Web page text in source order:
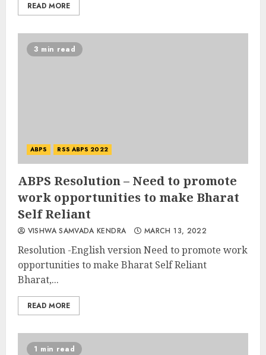
READ MORE
3 min read
ABPS RSS ABPS 2022
ABPS Resolution – Need to promote
work opportunities to make Bharat
Self Reliant
VISHWA SAMVADA KENDRA MARCH 13, 2022
Resolution -English version Need to promote work
opportunities to make Bharat Self Reliant
Bharat,...
READ MORE
1 min read